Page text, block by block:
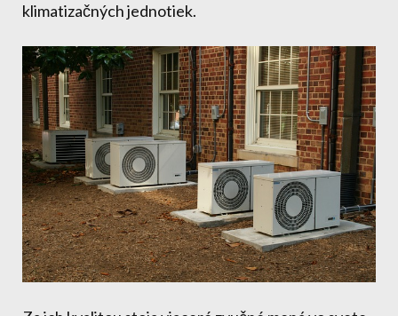
klimatizačných jednotiek.